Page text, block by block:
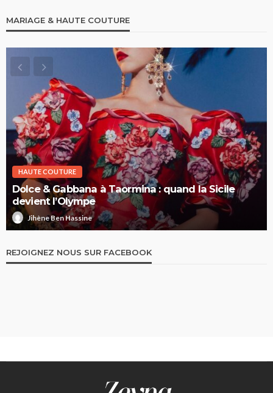
MARIAGE & HAUTE COUTURE
HAUTE COUTURE
Dolce & Gabbana à Taormina : quand la Sicile
devient l’Olympe
Jihène Ben Hassine
REJOIGNEZ NOUS SUR FACEBOOK